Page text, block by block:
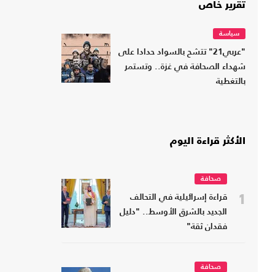
تقرير خاص
سياسة
"عربي21" تتشح بالسواد حدادا على
شهداء الصحافة في غزة.. وتستمر
بالتغطية
الأكثر قراءة اليوم
1
صحافة
قراءة إسرائيلية في التحالف
الجديد بالشرق الأوسط.. "دليل
فقدان ثقة"
صحافة